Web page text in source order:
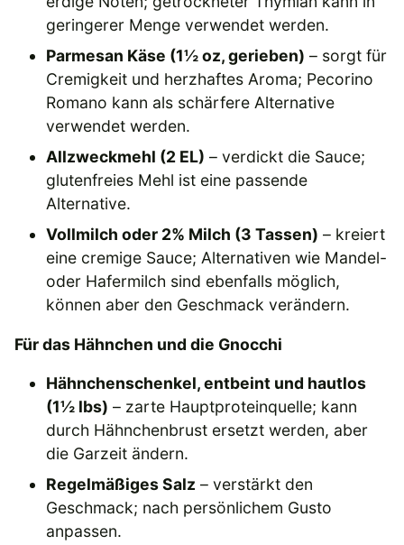
geringerer Menge verwendet werden.
Parmesan Käse (1½ oz, gerieben) – sorgt für
Cremigkeit und herzhaftes Aroma; Pecorino
Romano kann als schärfere Alternative
verwendet werden.
Allzweckmehl (2 EL) – verdickt die Sauce;
glutenfreies Mehl ist eine passende
Alternative.
Vollmilch oder 2% Milch (3 Tassen) – kreiert
eine cremige Sauce; Alternativen wie Mandel-
oder Hafermilch sind ebenfalls möglich,
können aber den Geschmack verändern.
Für das Hähnchen und die Gnocchi
Hähnchenschenkel, entbeint und hautlos
(1½ lbs) – zarte Hauptproteinquelle; kann
durch Hähnchenbrust ersetzt werden, aber
die Garzeit ändern.
Regelmäßiges Salz – verstärkt den
Geschmack; nach persönlichem Gusto
anpassen.